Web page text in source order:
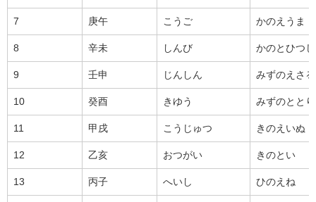
7 庚午 こうご かのえうま
8 辛未 しんび かのとひつじ
9 壬申 じんしん みずのえさる
10 癸酉 きゆう みずのととり
11 甲戌 こうじゅつ きのえいぬ
12 乙亥 おつがい きのとい
13 丙子 へいし ひのえね